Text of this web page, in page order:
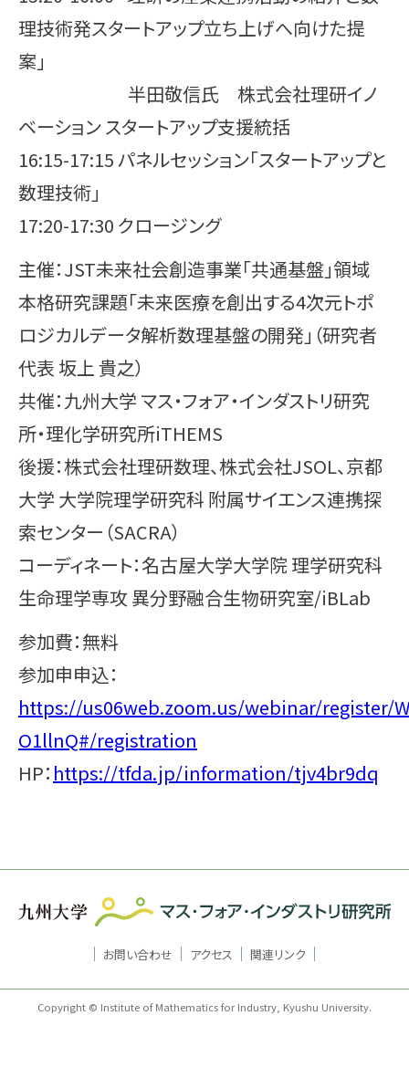
理技術発スタートアップ立ち上げへ向けた提
案」
半田敬信氏 株式会社理研イノ
ベーション スタートアップ支援統括
16:15-17:15 パネルセッション「スタートアップと
数理技術」
17:20-17:30 クロージング
主催：JST未来社会創造事業「共通基盤」領域
本格研究課題「未来医療を創出する4次元トポ
ロジカルデータ解析数理基盤の開発」（研究者
代表 坂上 貴之）
共催：九州大学 マス・フォア・インダストリ研究
所・理化学研究所iTHEMS
後援：株式会社理研数理、株式会社JSOL、京都
大学 大学院理学研究科 附属サイエンス連携探
索センター（SACRA）
コーディネート：名古屋大学大学院 理学研究科
生命理学専攻 異分野融合生物研究室/iBLab
参加費：無料
参加申申込：
https://us06web.zoom.us/webinar/register/
O1llnQ#/registration
HP： https://tfda.jp/information/tjv4br9dq
お問い合わせ アクセス 関連リンク
Copyright © Institute of Mathematics for Industry, Kyushu University.